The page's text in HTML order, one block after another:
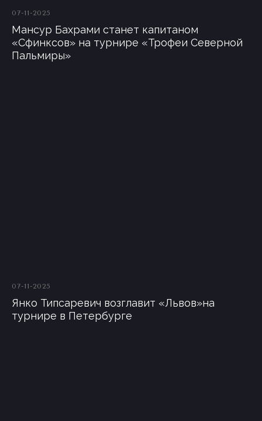
07-11-2025
Мансур Бахрами станет капитаном
«Сфинксов» на турнире «Трофеи Северной
Пальмиры»
07-11-2025
Янко Типсаревич возглавит «Львов»на
турнире в Петербурге